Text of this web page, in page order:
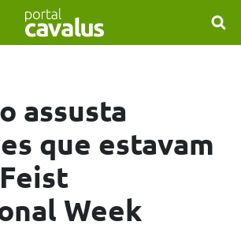
assusta
que estavam
Week